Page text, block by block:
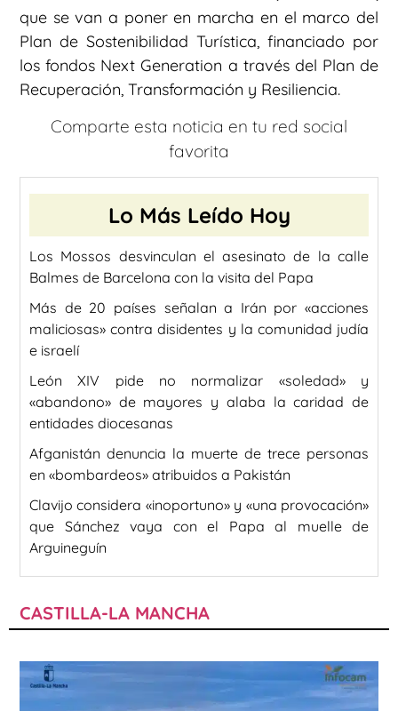
que se van a poner en marcha en el marco del
Plan de Sostenibilidad Turística, financiado por
los fondos Next Generation a través del Plan de
Recuperación, Transformación y Resiliencia.
Comparte esta noticia en tu red social
favorita
Lo Más Leído Hoy
Los Mossos desvinculan el asesinato de la calle
Balmes de Barcelona con la visita del Papa
Más de 20 países señalan a Irán por «acciones
maliciosas» contra disidentes y la comunidad judía
e israelí
León XIV pide no normalizar «soledad» y
«abandono» de mayores y alaba la caridad de
entidades diocesanas
Afganistán denuncia la muerte de trece personas
en «bombardeos» atribuidos a Pakistán
Clavijo considera «inoportuno» y «una provocación»
que Sánchez vaya con el Papa al muelle de
Arguineguín
CASTILLA-LA MANCHA